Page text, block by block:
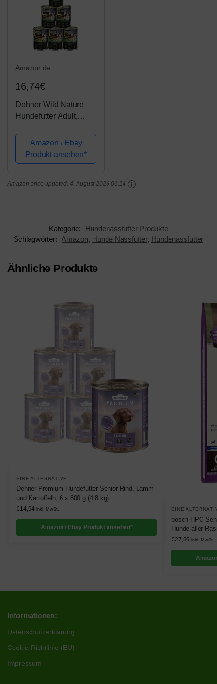
Amazon.de
16,74€
Dehner Wild Nature
Hundefutter Adult,
(2.4 kg)Amazon / Ebay
Produkt ansehen*
Amazon price updated: 4. August 2026 06:14
Kategorie:
Hundenassfutter Produkte
Schlagwörter:
Amazon, Hunde Nassfutter, Hundenassfutter
Ähnliche Produkte
EINE ALTERNATIVE
Dehner Premium Hundefutter Senior Rind, Lamm
und Kartoffeln, 6 x 800 g (4.8 kg)
€14,94 inkl. MwSt.
Amazon / Ebay Produkt ansehen*
EINE
bosch HPC
Hunde aller
€27,99 inkl. MwSt.
Informationen:
Datenschutzerklärung
Cookie-Richtlinie (EU)
Impressum